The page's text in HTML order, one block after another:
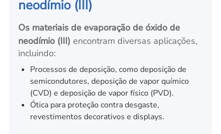
neodímio (III)
Os materiais de evaporação de óxido de
neodímio (III) encontram diversas aplicações,
incluindo:
Processos de deposição, como deposição de
semicondutores, deposição de vapor químico
(CVD) e deposição de vapor físico (PVD).
Ótica para proteção contra desgaste,
revestimentos decorativos e displays.